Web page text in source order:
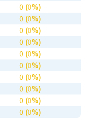
0 (0%)
0 (0%)
0 (0%)
0 (0%)
0 (0%)
0 (0%)
0 (0%)
0 (0%)
0 (0%)
0 (0%)